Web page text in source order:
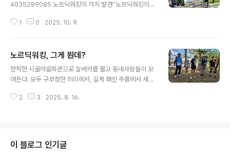
4035289085 노르딕워킹의 가치 발견“노르딕워킹의
으로, 최신 메타분석 수치 포함, 검색...blog.naver.com
1 0 2025. 10. 9.
노르딕워킹, 그게 뭔데?
한적한 시골마을회관으로 실버카를 몰고 동네사람들이 모
여든다. 모두 구부정한 허리에서, 깊게 패인 주름에서 세월
은이라고는 눈에 띄지 않는다.근육이 늘어나고허리가 펴지
인.시골 소지역 건강격차 해소를 위한 프로그램으로는 최
고다."걸음을 멈추면 모든것이 멈춘다"그래서 노르딕워킹
2 3 2025. 8. 16.
이 블로그 인기글